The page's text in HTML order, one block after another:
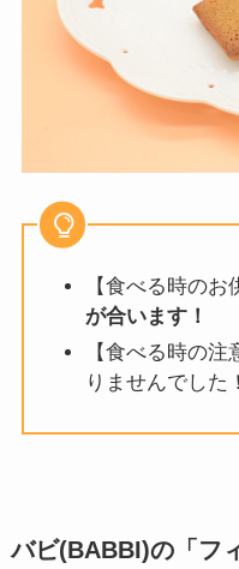
【食べる時のお
が合います！
【食べる時の
りませんでした！
バビ(BABBI)の「フ